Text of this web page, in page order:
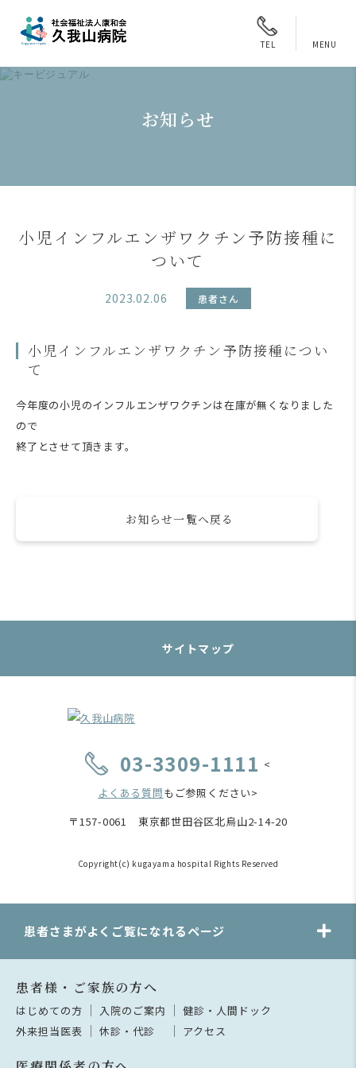
TEL MENU
お知らせ
小児インフルエンザワクチン予防接種に
ついて
2023.02.06 患者さん
小児インフルエンザワクチン予防接種につい
て
今年度の小児のインフルエンザワクチンは在庫が無くなりました
ので
終了とさせて頂きます。
お知らせ一覧へ戻る
サイトマップ
03-3309-1111 <
よくある質問もご参照ください>
〒157-0061 東京都世田谷区北烏山2-14-20
Copyright(c) kugayama hospital Rights Reserved
患者さまがよくご覧になれるページ
患者様・ご家族の方へ
はじめての方 入院のご案内
健診・人間ドック
外来担当医表
休診・代診 アクセス